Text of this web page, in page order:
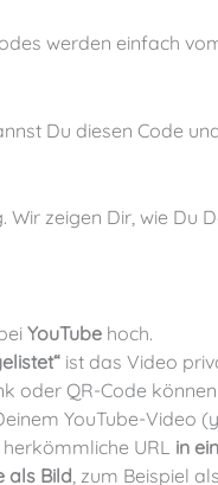
YouTubehoch.
ist das Video
oder QR-Code
YouTube-Video
URL in
als Bild , zum Beispiel